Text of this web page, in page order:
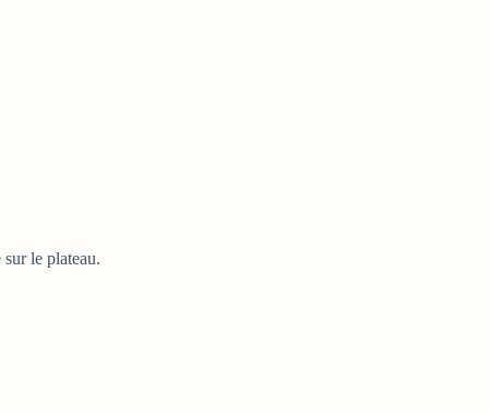
le plateau.